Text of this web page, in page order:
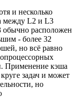
и несколько
между L2 и L3
расположен
- более 32
но всё равно
Применение кэша
задач и может
но